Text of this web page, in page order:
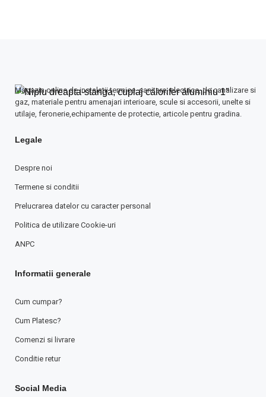
Magazin online de instalatii termice, sanitare, electrice, de canalizare si
gaz, materiale pentru amenajari interioare, scule si accesorii, unelte si
utilaje, feronerie,echipamente de protectie, articole pentru gradina.
Legale
Despre noi
Termene si conditii
Prelucrarea datelor cu caracter personal
Politica de utilizare Cookie-uri
ANPC
Informatii generale
Cum cumpar?
Cum Platesc?
Comenzi si livrare
Conditie retur
Social Media